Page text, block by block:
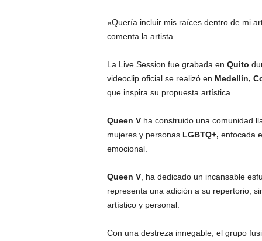
«Quería incluir mis raíces dentro de mi
comenta la artista.
La Live Session fue grabada en Quito
videoclip oficial se realizó en Medellín,
que inspira su propuesta artística.
Queen Vha construido una comunidad
mujeres y personas LGBTQ+, enfocada
emocional.
Queen V, ha dedicado un incansable
representa una adición a su repertorio,
artístico y personal.
Con una destreza innegable, el grupo